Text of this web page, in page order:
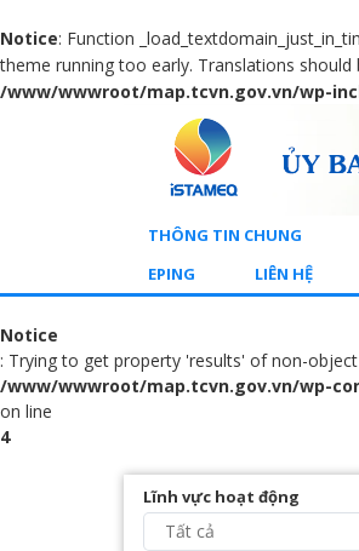
Notice: Function
theme running too early. Translations should
/www/wwwroot/map.tcvn.gov.vn/wp-
THÔNG TIN CHUNG
EPING
LIÊN HỆ
Notice
: Trying to get property 'results' of non-
/www/wwwroot/map.tcvn.gov.vn/wp-
on line
4
Lĩnh vực hoạt động